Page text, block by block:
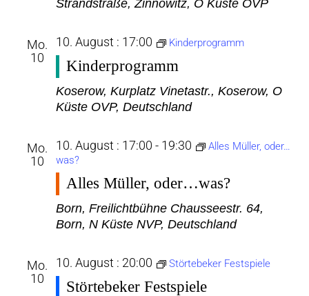
Strandstraße, Zinnowitz, O Küste OVP
Mo.
10
10. August : 17:00 Kinderprogramm
Kinderprogramm
Koserow, Kurplatz Vinetastr., Koserow, O
Küste OVP, Deutschland
Mo.
10
10. August : 17:00 - 19:30
Alles Müller, oder…
was?
Alles Müller, oder…was?
Born, Freilichtbühne Chausseestr. 64,
Born, N Küste NVP, Deutschland
Mo.
10
10. August : 20:00 Störtebeker Festspiele
Störtebeker Festspiele